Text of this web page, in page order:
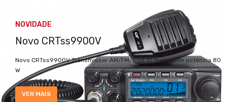
NOVIDADE
Novo CRTss9900V
Novo CRTss9900V Transmissor AM/FM/SSB 10 metros de potência 80
W
VER MAIS